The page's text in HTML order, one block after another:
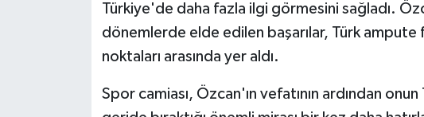
Türkiye'de daha fazla ilgi görmesini sağladı.
dönemlerde elde edilen başarılar, Türk
noktaları arasında yer aldı.
Spor camiası, Özcan'ın vefatının ardından onun